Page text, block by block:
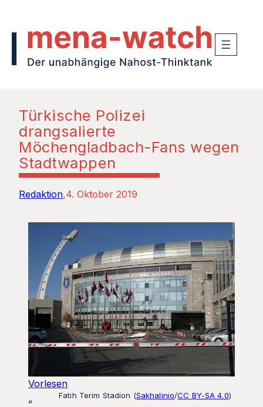
Türkische Polizei
drangsalierte
Möchengladbach-Fans wegen
Stadtwappen
Redaktion 4. Oktober 2019
Vorlesen
Fatih Terim Stadion (Sakhalinio/CC BY-SA 4.0)
„